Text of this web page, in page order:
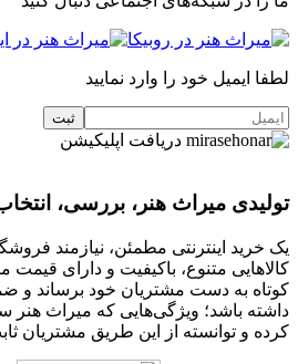
لطفا ایمیل خود را وارد نمایید
دریافت اپلیکیشن
تولیدی میراث هنر، بررسی،
یک خرید اینترنتی مطمئن، نیازمند
کالاهایی متنوع، باکیفیت و دارای
کوتاه به دست مشتریان خود برساند و
داشته باشد؛ ویژگی‌هایی که میراث هنر
کرده و توانسته از این طریق مشتریان